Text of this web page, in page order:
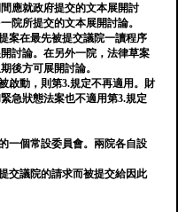
應就政府提交的文本展開討
院所提交的文本展開討論。
案在最先被提交議院一讀程序
討論。在另外一院，法律草案
後方可展開討論。
啟動，則第3.規定不再適用。財
急狀態法案也不適用第3.規定
一個常設委員會。兩院各自設
交議院的請求而被提交給因此